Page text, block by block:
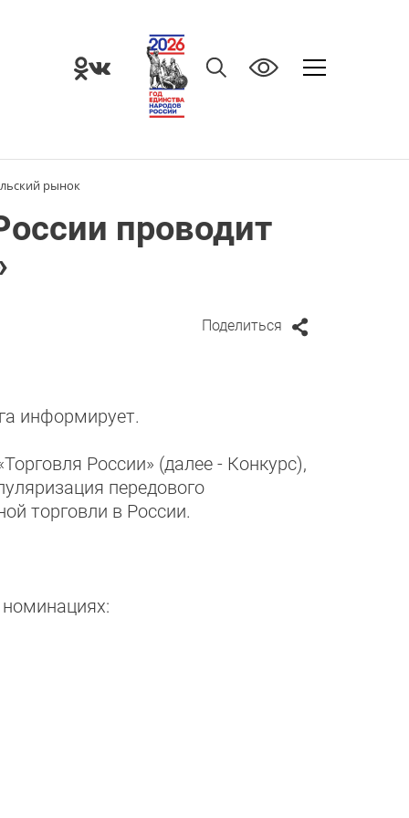
рынок
проводит
Поделиться
информирует.
России» (далее - Конкурс),
передового
торговли в России.